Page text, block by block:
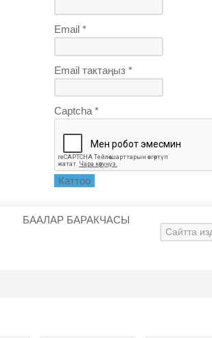
Email *
Email тактаңыз *
Captcha *
Каттоо
БААЛАР БАРАКЧАСЫ
Искать...